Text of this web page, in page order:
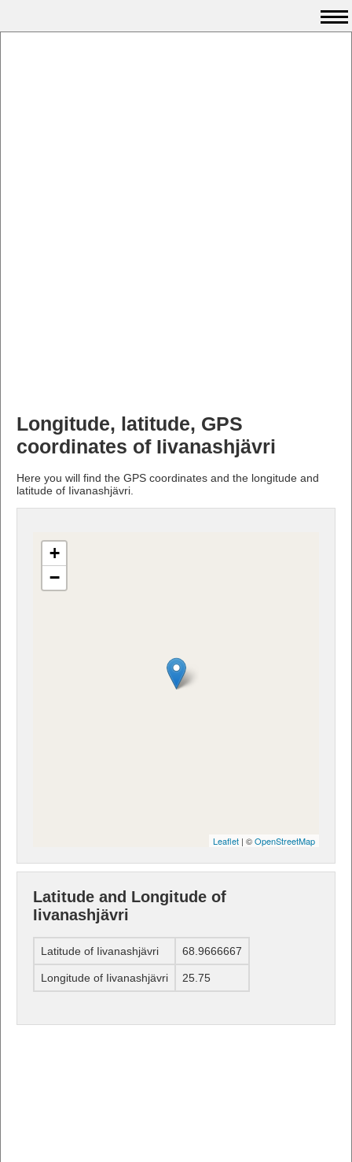
Longitude, latitude, GPS
coordinates of Iivanashjävri
Here you will find the GPS coordinates and the longitude and
latitude of Iivanashjävri.
+
−
Leaflet | ©OpenStreetMap
Latitude and Longitude of
Iivanashjävri
Latitude of Iivanashjävri 68.9666667
Longitude of Iivanashjävri 25.75